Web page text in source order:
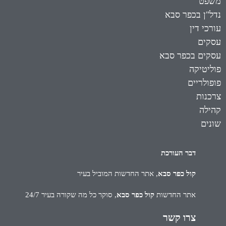
נדל"ן בכפר סבא
עורכי דין
עסקים
עסקים בכפר סבא
פוליטיקה
פופולריים
צרכנות
קהילה
שונים
דבר העורכת
קול כפר סבא, אתר החדשות המוביל בעיר
אתר החדשות קול כפר סבא, סוקר כל מה שקורה בעיר 24/7
צרו קשר